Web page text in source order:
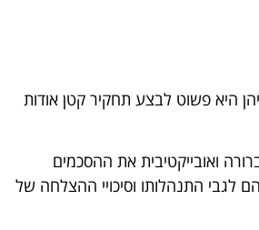
היא פשוט לבצע תחקיר קטן אודות
ואובייקטיבית את ההסכמים
התנהלותו וסיכויי ההצלחה של